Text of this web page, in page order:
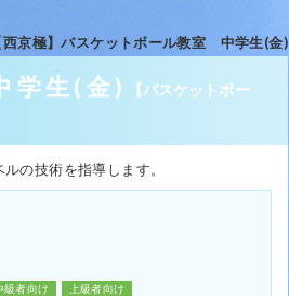
西京極】バスケットボール教室 中学生(金)
学生(金) 【バスケットボー
の技術を指導します。
級者向け 上級者向け